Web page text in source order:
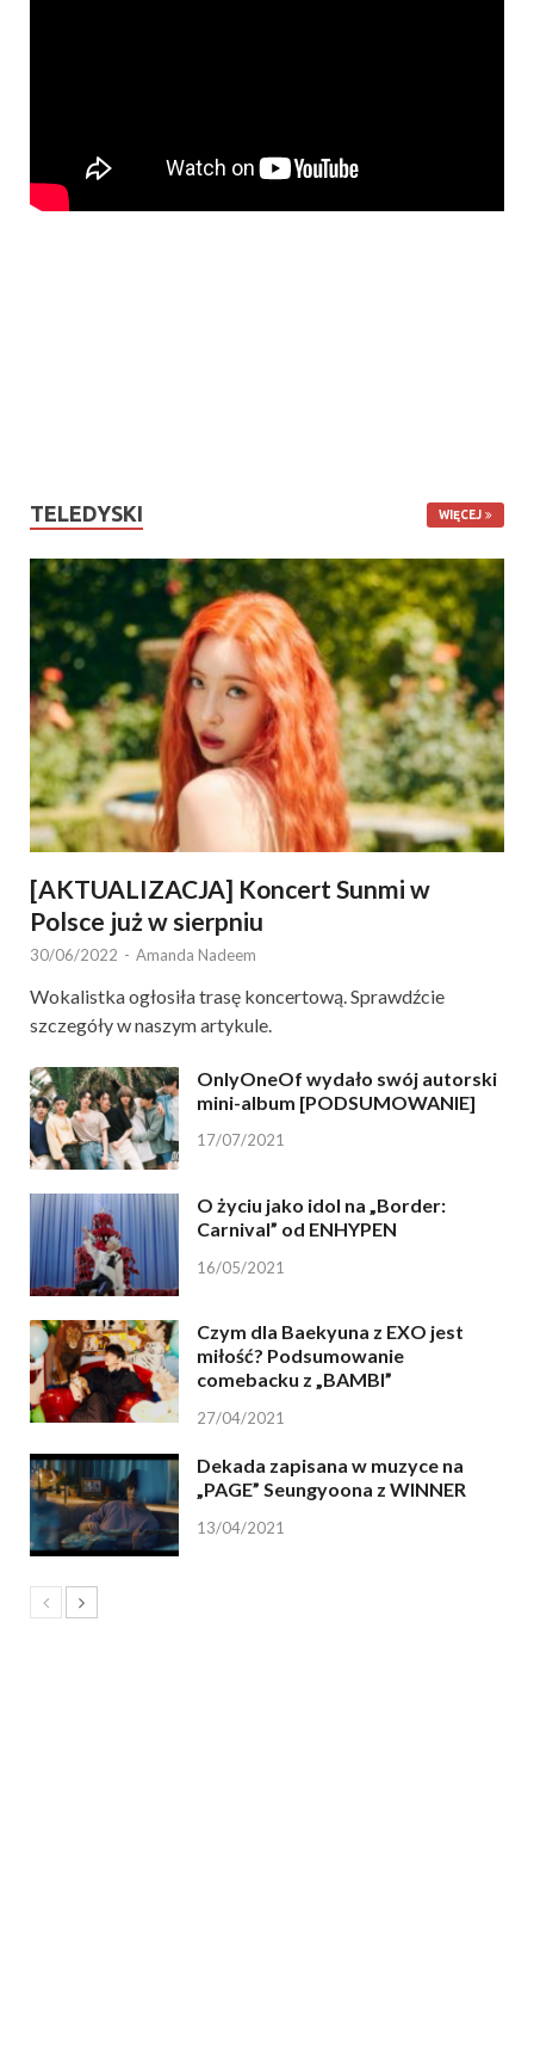
TELEDYSKI WIĘCEJ
[AKTUALIZACJA] Koncert Sunmi w
Polsce już w sierpniu
30/06/2022 - Amanda Nadeem
Wokalistka ogłosiła trasę koncertową. Sprawdźcie
szczegóły w naszym artykule.
OnlyOneOf wydało swój autorski
mini-album [PODSUMOWANIE]
17/07/2021
O życiu jako idol na „Border:
Carnival” od ENHYPEN
16/05/2021
Czym dla Baekyuna z EXO jest
miłość? Podsumowanie
comebacku z „BAMBI”
27/04/2021
Dekada zapisana w muzyce na
„PAGE” Seungyoona z WINNER
13/04/2021